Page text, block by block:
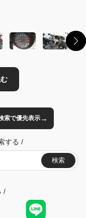
索で優先表示→
する /
検索
/